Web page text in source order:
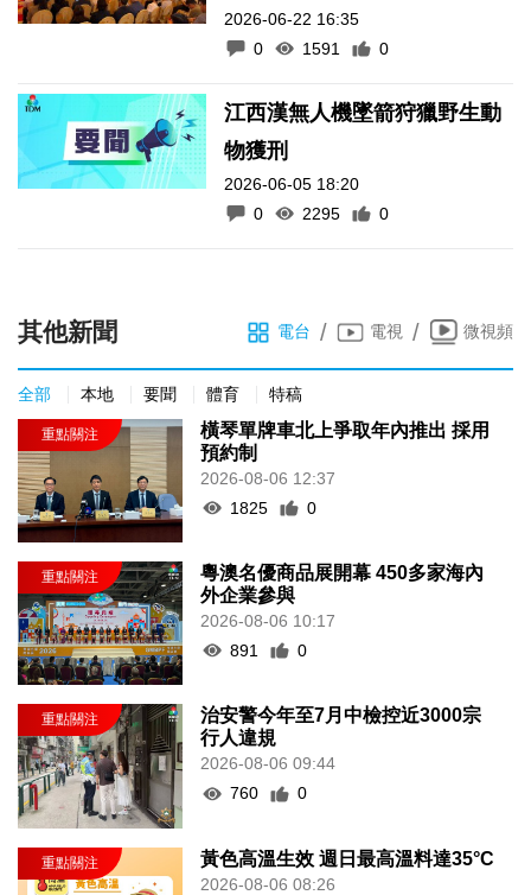
2026-06-22 16:35
0
1591 0
江西漢無人機墜箭狩獵野生動
物獲刑
2026-06-05 18:20
0
2295 0
其他新聞 電台 / 電視 / 微視頻
全部 本地 要聞 體育 特稿
橫琴單牌車北上爭取年內推出 採用
預約制
2026-08-06 12:37
1825
0
粵澳名優商品展開幕 450多家海內
外企業參與
2026-08-06 10:17
891
0
治安警今年至7月中檢控近3000宗
行人違規
2026-08-06 09:44
760
0
黃色高溫生效 週日最高溫料達35°C
2026-08-06 08:26